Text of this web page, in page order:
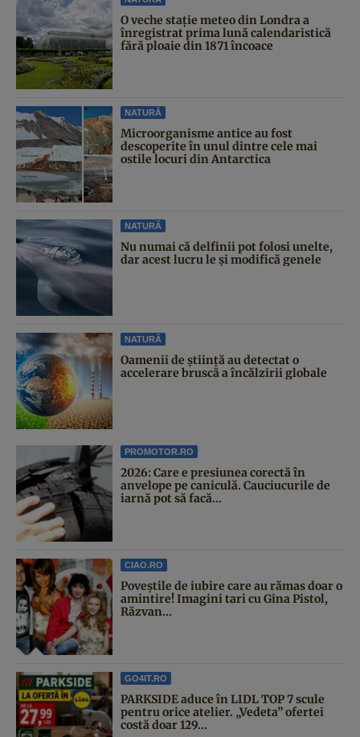
O veche stație meteo din Londra a
înregistrat prima lună calendaristică
fără ploaie din 1871 încoace
NATURĂ
Microorganisme antice au fost
descoperite în unul dintre cele mai
ostile locuri din Antarctica
NATURĂ
Nu numai că delfinii pot folosi unelte,
dar acest lucru le și modifică genele
NATURĂ
Oamenii de știință au detectat o
accelerare bruscă a încălzirii globale
PROMOTOR.RO
2026: Care e presiunea corectă în
anvelope pe caniculă. Cauciucurile de
iarnă pot să facă...
CIAO.RO
Poveştile de iubire care au rămas doar o
amintire! Imagini tari cu Gina Pistol,
Răzvan...
GO4IT.RO
PARKSIDE aduce în LIDL TOP 7 scule
pentru orice atelier. „Vedeta” ofertei
costă doar 129...